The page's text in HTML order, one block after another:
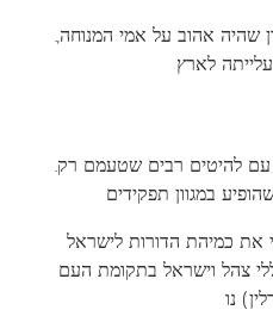
לארץ
במגוון תפקידים
את כמיהת הדורות לישראל
צהל וישראל בתקומת העם
נו